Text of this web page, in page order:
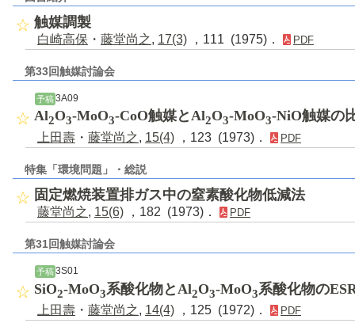
触媒調製
白崎高保 ・ 藤堂尚之, 17(3) ，111 (1975)． PDF
第33回触媒討論会
予稿 3A09
Al2O3-MoO3-CoO触媒とAl2O3-MoO3-NiO触媒の
上田壽 ・ 藤堂尚之, 15(4) ，123 (1973)． PDF
特集「環境問題」・総説
固定燃焼装置排ガス中の窒素酸化物低減法
藤堂尚之, 15(6) ，182 (1973)． PDF
第31回触媒討論会
予稿 3S01
SiO2-MoO3系酸化物とAl2O3-MoO3系酸化物の
上田壽 ・ 藤堂尚之, 14(4) ，125 (1972)． PDF